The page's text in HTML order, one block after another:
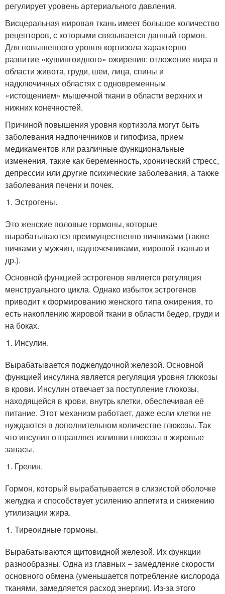
регулирует уровень артериального давления.
Висцеральная жировая ткань имеет большое количество
рецепторов, с которыми связывается данный гормон.
Для повышенного уровня кортизола характерно
развитие «кушингоидного» ожирения: отложение жира в
области живота, груди, шеи, лица, спины и
надключичных областях с одновременным
«истощением» мышечной ткани в области верхних и
нижних конечностей.
Причиной повышения уровня кортизола могут быть
заболевания надпочечников и гипофиза, прием
медикаментов или различные функциональные
изменения, такие как беременность, хронический стресс,
депрессии или другие психические заболевания, а также
заболевания печени и почек.
Эстрогены.
Это женские половые гормоны, которые
вырабатываются преимущественно яичниками (также
яичками у мужчин, надпочечниками, жировой тканью и
др.).
Основной функцией эстрогенов является регуляция
менструального цикла. Однако избыток эстрогенов
приводит к формированию женского типа ожирения, то
есть накоплению жировой ткани в области бедер, груди и
на боках.
Инсулин.
Вырабатывается поджелудочной железой. Основной
функцией инсулина является регуляция уровня глюкозы
в крови. Инсулин отвечает за поступление глюкозы,
находящейся в крови, внутрь клетки, обеспечивая её
питание. Этот механизм работает, даже если клетки не
нуждаются в дополнительном количестве глюкозы. Так
что инсулин отправляет излишки глюкозы в жировые
запасы.
Грелин.
Гормон, который вырабатывается в слизистой оболочке
желудка и способствует усилению аппетита и снижению
утилизации жира.
Тиреоидные гормоны.
Вырабатываются щитовидной железой. Их функции
разнообразны. Одна из главных − замедление скорости
основного обмена (уменьшается потребление кислорода
тканями, замедляется расход энергии). Из-за этого